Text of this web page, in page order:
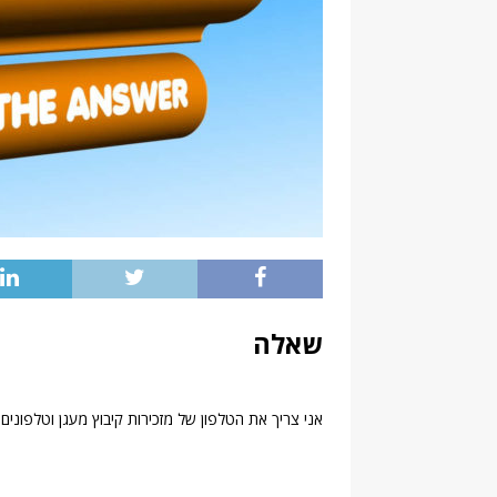
שאלה
אני צריך את הטלפון של מזכירות קיבוץ מעגן